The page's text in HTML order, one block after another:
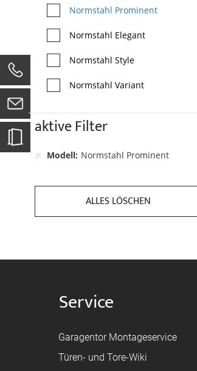
aktive Filter
Modell Normstahl Prominent
ALLES LÖSCHEN
Normstahl Prominent
Normstahl Elegant
Normstahl Style
Normstahl Variant
Service
Garagentor Montageservice
Türen- und Tore-Wiki